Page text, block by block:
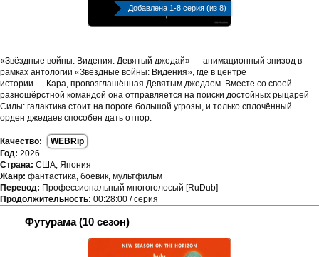
Добавлена 1-8 серия (из 8)
«Звёздные войны: Видения. Девятый джедай» — анимационный эпизод в
рамках антологии «Звёздные войны: Видения», где в центре
истории — Кара, провозглашённая Девятым джедаем. Вместе со своей
разношёрстной командой она отправляется на поиски достойных рыцарей
Силы: галактика стоит на пороге большой угрозы, и только сплочённый
орден джедаев способен дать отпор.
Качество:
WEBRip
Год: 2026
Страна: США, Япония
Жанр: фантастика, боевик, мультфильм
Перевод: Профессиональный многоголосый [RuDub]
Продолжительность: 00:28:00 / серия
Футурама (10 сезон)